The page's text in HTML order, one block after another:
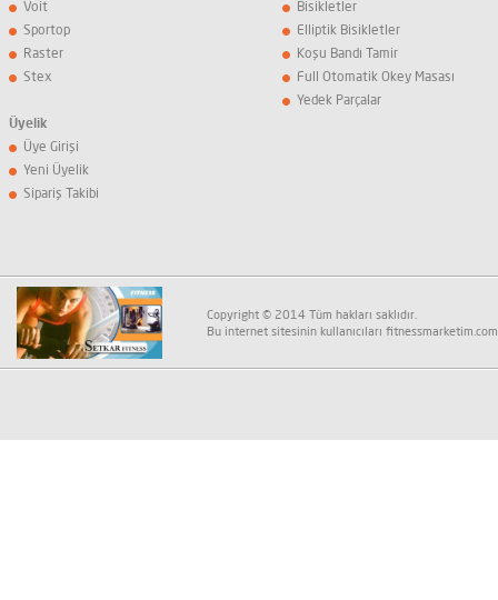
Voit
Sportop
Raster
Stex
Bisikletler
Elliptik Bisikletler
Koşu Bandı Tamir
Full Otomatik Okey Masası
Yedek Parçalar
Üyelik
Üye Girişi
Yeni Üyelik
Sipariş Takibi
Copyright © 2014 Tüm hakları saklıdır.
Bu internet sitesinin kullanıcıları